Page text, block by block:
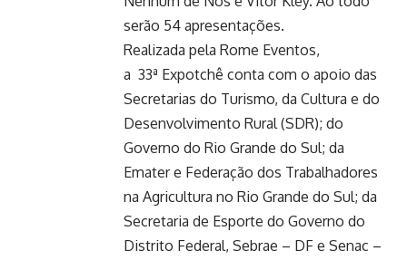
serão 54 apresentações.
Realizada pela Rome Eventos,
a 33ª Expotchê conta com o apoio das
Secretarias do Turismo, da Cultura e do
Desenvolvimento Rural (SDR); do
Governo do Rio Grande do Sul; da
Emater e Federação dos Trabalhadores
na Agricultura no Rio Grande do Sul; da
Secretaria de Esporte do Governo do
Distrito Federal, Sebrae – DF e Senac –